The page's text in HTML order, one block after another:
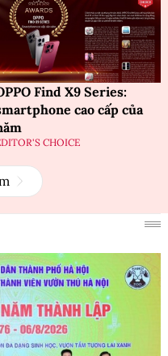
Find X9 Series:
cao cấp của
CHOICE